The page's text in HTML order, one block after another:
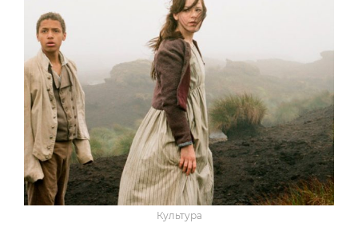
Культура